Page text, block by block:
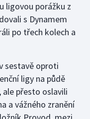
ligovou porážku z
s Dynamem
po třech kolech a
sestavě oproti
ligy na půdě
ale přesto oslavili
a vážného zranění